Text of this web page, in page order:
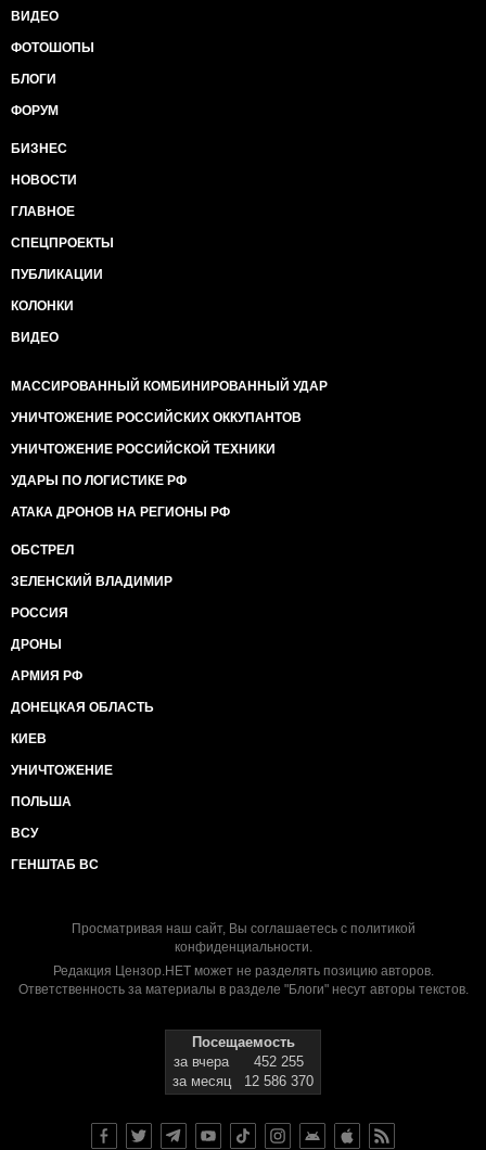
ВИДЕО
ФОТОШОПЫ
БЛОГИ
ФОРУМ
БИЗНЕС
НОВОСТИ
ГЛАВНОЕ
СПЕЦПРОЕКТЫ
ПУБЛИКАЦИИ
КОЛОНКИ
ВИДЕО
МАССИРОВАННЫЙ КОМБИНИРОВАННЫЙ УДАР
УНИЧТОЖЕНИЕ РОССИЙСКИХ ОККУПАНТОВ
УНИЧТОЖЕНИЕ РОССИЙСКОЙ ТЕХНИКИ
УДАРЫ ПО ЛОГИСТИКЕ РФ
АТАКА ДРОНОВ НА РЕГИОНЫ РФ
ОБСТРЕЛ
ЗЕЛЕНСКИЙ ВЛАДИМИР
РОССИЯ
ДРОНЫ
АРМИЯ РФ
ДОНЕЦКАЯ ОБЛАСТЬ
КИЕВ
УНИЧТОЖЕНИЕ
ПОЛЬША
ВСУ
ГЕНШТАБ ВС
Просматривая наш сайт, Вы соглашаетесь с политикой
конфиденциальности.
Редакция Цензор.НЕТ может не разделять позицию авторов.
Ответственность за материалы в разделе "Блоги" несут авторы текстов.
Посещаемость
за вчера
452 255
за месяц
12 586 370